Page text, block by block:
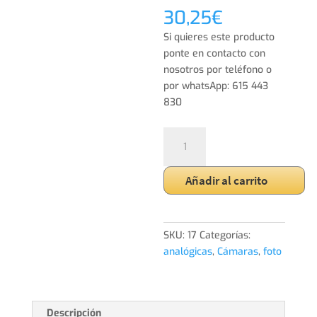
30,25€
Si quieres este producto
ponte en contacto con
nosotros por teléfono o
por whatsApp: 615 443
830
Kodak
EK
100 Añadir al carrito
SKU:17 Categorías:
analógicas,Cámaras,foto
Descripción